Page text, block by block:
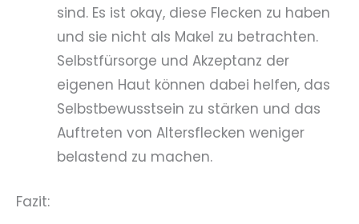
sind. Es ist okay, diese Flecken zu haben
und sie nicht als Makel zu betrachten.
Selbstfürsorge und Akzeptanz der
eigenen Haut können dabei helfen, das
Selbstbewusstsein zu stärken und das
Auftreten von Altersflecken weniger
belastend zu machen.
Fazit: